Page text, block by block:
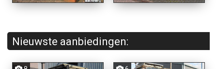
Nieuwste aanbiedingen: